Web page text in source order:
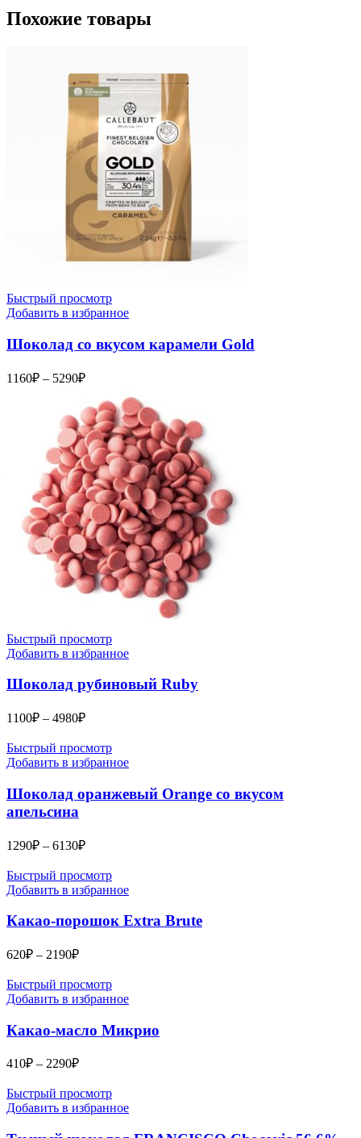
Похожие товары
Быстрый просмотр
Добавить в избранное
Шоколад со вкусом карамели Gold
1160₽ – 5290₽Диапазон
1160₽
–
5290₽
Быстрый просмотр
Добавить в избранное
Шоколад рубиновый Ruby
1100₽ – 4980₽Диапазон
1100₽
–
Быстрый просмотр
Добавить в избранное
Шоколад оранжевый Orange со вкусом
апельсина
1290₽ – 6130₽Диапазон
1290₽
–
Быстрый просмотр
Добавить в избранное
Какао-порошок Extra Brute
620₽ – 2190₽Диапазон
620₽
–
Быстрый просмотр
Добавить в избранное
Какао-масло Микрио
410₽ – 2290₽Диапазон
410₽
–
Быстрый просмотр
Добавить в избранное